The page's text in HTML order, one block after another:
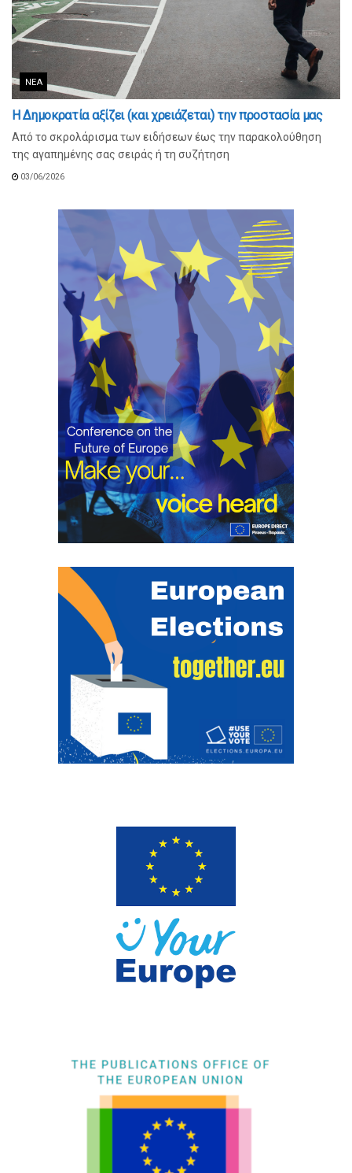
ΝΈΑ
Η Δημοκρατία αξίζει (και χρειάζεται) την προστασία μας
Από το σκρολάρισμα των ειδήσεων έως την παρακολούθηση
της αγαπημένης σας σειράς ή τη συζήτηση
03/06/2026